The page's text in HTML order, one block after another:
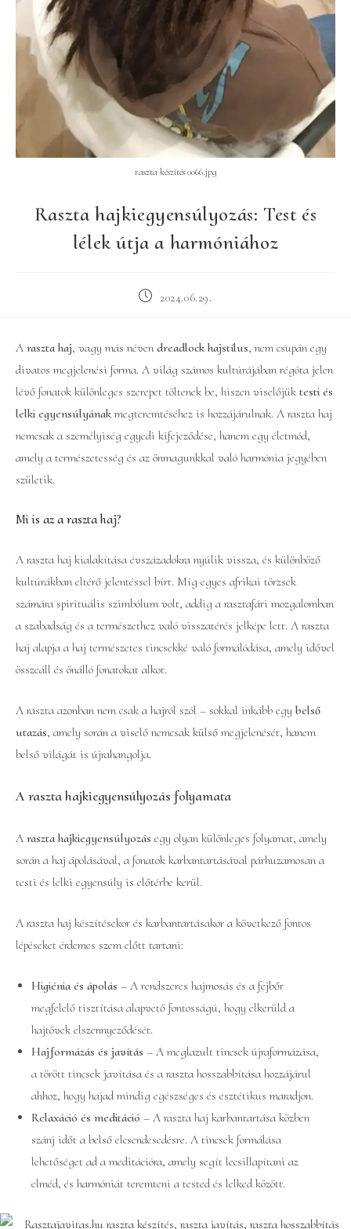
raszta készítés 0066.jpg
Raszta hajkiegyensúlyozás: Test és
lélek útja a harmóniához
Post
2024.06.29.
A raszta haj, vagy más néven dreadlock hajstílus, nem csupán egy
divatos megjelenési forma. A világ számos kultúrájában régóta jelen
lévő fonatok különleges szerepet töltenek be, hiszen viselőjük testi és
lelki egyensúlyának megteremtéséhez is hozzájárulnak. A raszta haj
nemcsak a személyiség egyedi kifejeződése, hanem egy életmód,
amely a természetesség és az önmagunkkal való harmónia jegyében
születik.
Mi is az a raszta haj?
A raszta haj kialakítása évszázadokra nyúlik vissza, és különböző
kultúrákban eltérő jelentéssel bírt. Míg egyes afrikai törzsek
számára spirituális szimbólum volt, addig a rasztafári mozgalomban
a szabadság és a természethez való visszatérés jelképe lett. A raszta
haj alapja a haj természetes tincsekké való formálódása, amely idővel
összeáll és önálló fonatokat alkot.
A raszta azonban nem csak a hajról szól – sokkal inkább egy belső
utazás, amely során a viselő nemcsak külső megjelenését, hanem
belső világát is újrahangolja.
A raszta hajkiegyensúlyozás folyamata
A raszta hajkiegyensúlyozás egy olyan különleges folyamat, amely
során a haj ápolásával, a fonatok karbantartásával párhuzamosan a
testi és lelki egyensúly is előtérbe kerül.
A raszta haj készítésekor és karbantartásakor a következő fontos
lépéseket érdemes szem előtt tartani:
Higiénia és ápolás – A rendszeres hajmosás és a fejbőr
megfelelő tisztítása alapvető fontosságú, hogy elkerüld a
hajtövek elszennyeződését.
Hajformázás és javítás – A meglazult tincsek újraformázása,
a törött tincsek javítása és a raszta hosszabbítása hozzájárul
ahhoz, hogy hajad mindig egészséges és esztétikus maradjon.
Relaxáció és meditáció – A raszta haj karbantartása közben
szánj időt a belső elcsendesedésre. A tincsek formálása
lehetőséget ad a meditációra, amely segít lecsillapítani az
elméd, és harmóniát teremteni a tested és lelked között.